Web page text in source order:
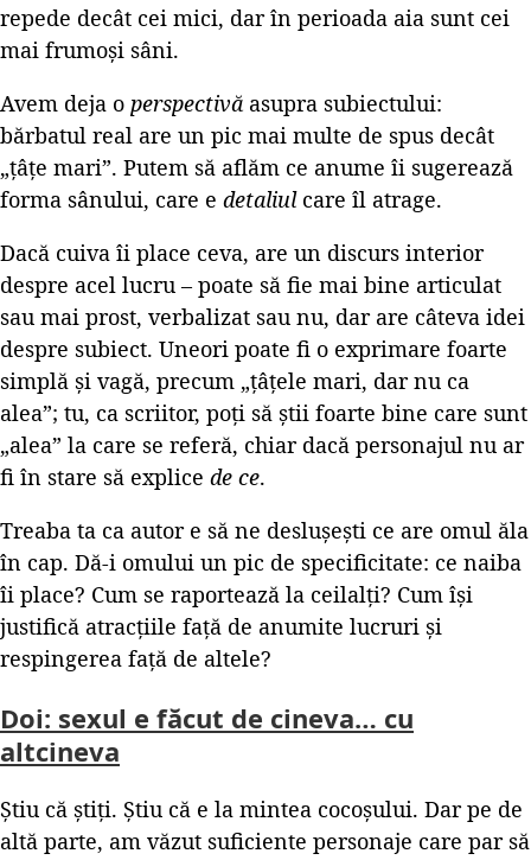
repede decât cei mici, dar în perioada aia sunt cei
mai frumoși sâni.
Avem deja o perspectivă asupra subiectului:
bărbatul real are un pic mai multe de spus decât
„țâțe mari”. Putem să aflăm ce anume îi sugerează
forma sânului, care e detaliulcare îl atrage.
Dacă cuiva îi place ceva, are un discurs interior
despre acel lucru – poate să fie mai bine articulat
sau mai prost, verbalizat sau nu, dar are câteva idei
despre subiect. Uneori poate fi o exprimare foarte
simplă și vagă, precum „țâțele mari, dar nu ca
alea”; tu, ca scriitor, poți să știi foarte bine care sunt
„alea” la care se referă, chiar dacă personajul nu ar
fi în stare să explice de ce.
Treaba ta ca autor e să ne deslușești ce are omul ăla
în cap. Dă-i omului un pic de specificitate: ce naiba
îi place? Cum se raportează la ceilalți? Cum își
justifică atracțiile față de anumite lucruri și
respingerea față de altele?
Doi: sexul e făcut de cineva… cu
altcineva
Știu că știți. Știu că e la mintea cocoșului. Dar pe de
altă parte, am văzut suficiente personaje care par să